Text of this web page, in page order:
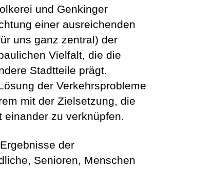
und Genkinger
einer ausreichenden
uns ganz zentral) der
Vielfalt, die die
Stadtteile prägt.
der Verkehrsprobleme
mit der Zielsetzung, die
zu verknüpfen.
der
Senioren, Menschen